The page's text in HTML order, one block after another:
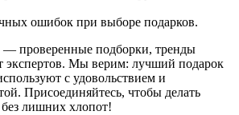
ошибок при выборе подарков.
проверенные подборки, тренды
экспертов. Мы верим: лучший подарок
с удовольствием и
Присоединяйтесь, чтобы делать
лишних хлопот!